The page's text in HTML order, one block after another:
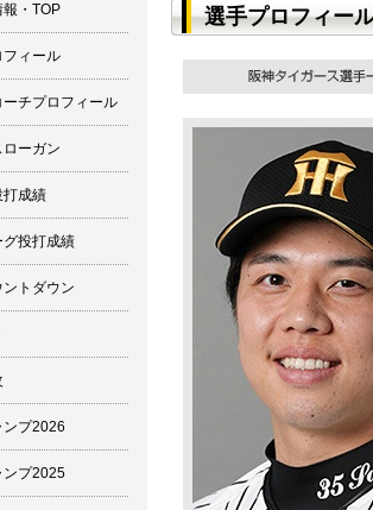
・TOP
フィール
ーチプロフィール
ーガン
打成績
グ投打成績
トダウン
ンプ2026
ンプ2025
選手プロフィー